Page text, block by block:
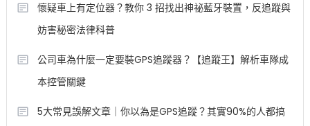
懷疑車上有定位器？教你 3 招找出神祕藍牙裝置，反追蹤與
妨害秘密法律科普
公司車為什麼一定要裝GPS追蹤器？【追蹤王】解析車隊成
本控管關鍵
5大常見誤解文章｜你以為是GPS追蹤？其實90%的人都搞